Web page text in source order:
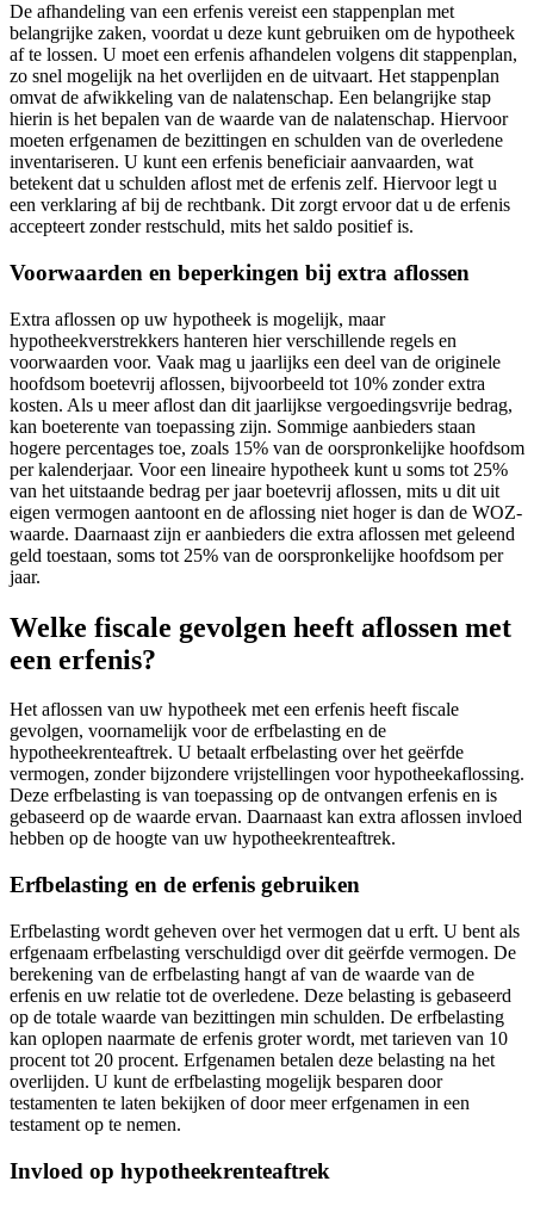
De afhandeling van een erfenis vereist een stappenplan met
belangrijke zaken, voordat u deze kunt gebruiken om de hypotheek
af te lossen. U moet een erfenis afhandelen volgens dit stappenplan,
zo snel mogelijk na het overlijden en de uitvaart. Het stappenplan
omvat de afwikkeling van de nalatenschap. Een belangrijke stap
hierin is het bepalen van de waarde van de nalatenschap. Hiervoor
moeten erfgenamen de bezittingen en schulden van de overledene
inventariseren. U kunt een erfenis beneficiair aanvaarden, wat
betekent dat u schulden aflost met de erfenis zelf. Hiervoor legt u
een verklaring af bij de rechtbank. Dit zorgt ervoor dat u de erfenis
accepteert zonder restschuld, mits het saldo positief is.
Voorwaarden en beperkingen bij extra aflossen
Extra aflossen op uw hypotheek is mogelijk, maar
hypotheekverstrekkers hanteren hier verschillende regels en
voorwaarden voor. Vaak mag u jaarlijks een deel van de originele
hoofdsom boetevrij aflossen, bijvoorbeeld tot 10% zonder extra
kosten. Als u meer aflost dan dit jaarlijkse vergoedingsvrije bedrag,
kan boeterente van toepassing zijn. Sommige aanbieders staan
hogere percentages toe, zoals 15% van de oorspronkelijke hoofdsom
per kalenderjaar. Voor een lineaire hypotheek kunt u soms tot 25%
van het uitstaande bedrag per jaar boetevrij aflossen, mits u dit uit
eigen vermogen aantoont en de aflossing niet hoger is dan de WOZ-
waarde. Daarnaast zijn er aanbieders die extra aflossen met geleend
geld toestaan, soms tot 25% van de oorspronkelijke hoofdsom per
jaar.
Welke fiscale gevolgen heeft aflossen met
een erfenis?
Het aflossen van uw hypotheek met een erfenis heeft fiscale
gevolgen, voornamelijk voor de erfbelasting en de
hypotheekrenteaftrek. U betaalt erfbelasting over het geërfde
vermogen, zonder bijzondere vrijstellingen voor hypotheekaflossing.
Deze erfbelasting is van toepassing op de ontvangen erfenis en is
gebaseerd op de waarde ervan. Daarnaast kan extra aflossen invloed
hebben op de hoogte van uw hypotheekrenteaftrek.
Erfbelasting en de erfenis gebruiken
Erfbelasting wordt geheven over het vermogen dat u erft. U bent als
erfgenaam erfbelasting verschuldigd over dit geërfde vermogen. De
berekening van de erfbelasting hangt af van de waarde van de
erfenis en uw relatie tot de overledene. Deze belasting is gebaseerd
op de totale waarde van bezittingen min schulden. De erfbelasting
kan oplopen naarmate de erfenis groter wordt, met tarieven van 10
procent tot 20 procent. Erfgenamen betalen deze belasting na het
overlijden. U kunt de erfbelasting mogelijk besparen door
testamenten te laten bekijken of door meer erfgenamen in een
testament op te nemen.
Invloed op hypotheekrenteaftrek